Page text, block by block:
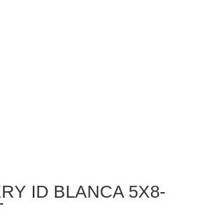
ID BLANCA 5X8-